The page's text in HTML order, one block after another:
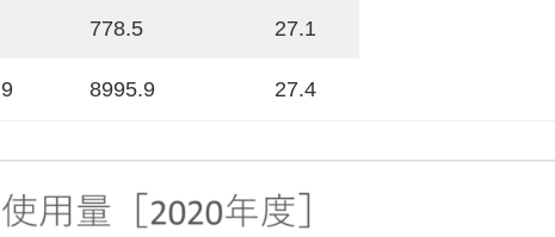
778.5 27.1
8995.9 27.4